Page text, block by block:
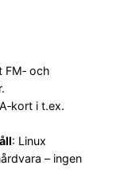
FM‑ och
i t.ex.
: Linux
– ingen